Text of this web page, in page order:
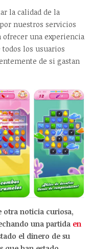
la calidad de la
nuestros servicios
ofrecer una experiencia
todos los usuarios
de si gastan
otra noticia curiosa,
una partida en
el dinero de su